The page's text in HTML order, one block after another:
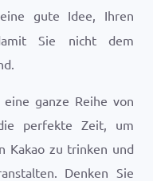
gute Idee, Ihren
Sie nicht dem
ganze Reihe von
perfekte Zeit, um
Kakao zu trinken und
Denken Sie